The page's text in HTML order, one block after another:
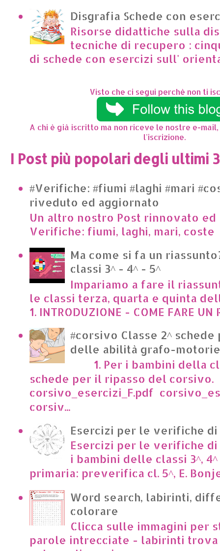
Disgrafia Schede con
Risorse didattiche sulla
tecniche di recupero :
di schede con esercizi sull'
Visto che ci segui perchè non ti
A chi è già iscritto ma non riceve le nostre e-
l'iscrizione.
I Post più popolari degli ultimi
#Verifiche: #fiumi #laghi #mari
riveduto ed aggiornato
Un altro nostro Post rinnovato
Verifiche: fiumi, laghi, mari, coste
Ma come si fa un
classi 3^ - 4^ - 5^
Impariamo a fare il
le classi terza, quarta e quinta
1. INTRODUZIONE - COME FARE UN
#corsivo Classe 2^
delle abilità grafo-motorie
1. Per i bambini della
schede per il ripasso del corsivo.
corsivo_esercizi_F.pdf
corsiv...
Esercizi per le verifiche
Esercizi per le verifiche
i bambini delle classi 3^,
primaria: preverifica cl. 5^, E.
Word search, labirinti,
colorare
Clicca sulle immagini per
parole intrecciate - labirinti